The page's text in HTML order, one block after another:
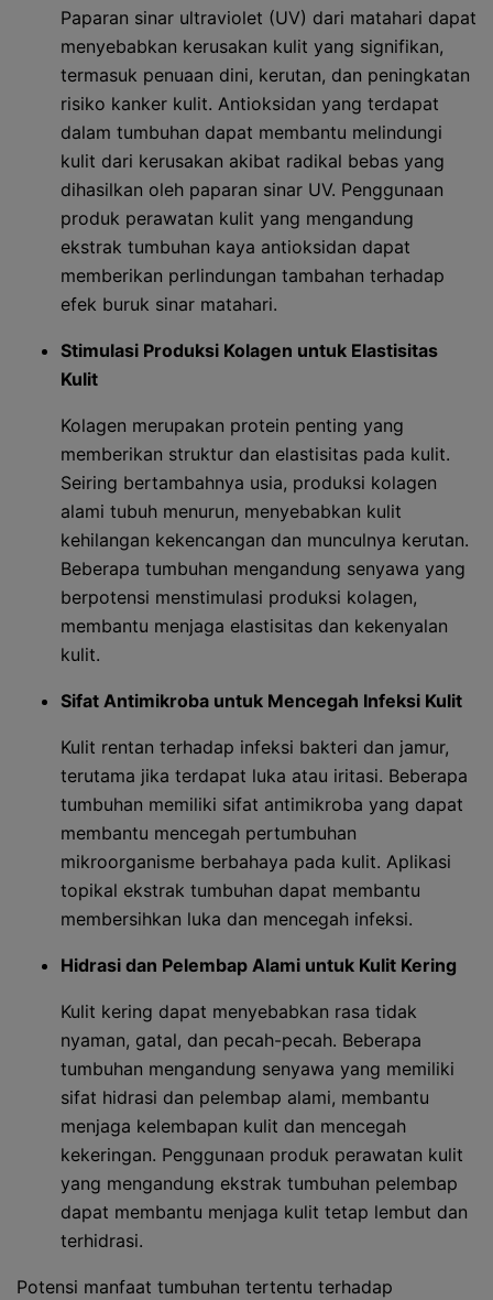
Paparan sinar ultraviolet (UV) dari matahari dapat
menyebabkan kerusakan kulit yang signifikan,
termasuk penuaan dini, kerutan, dan peningkatan
risiko kanker kulit. Antioksidan yang terdapat
dalam tumbuhan dapat membantu melindungi
kulit dari kerusakan akibat radikal bebas yang
dihasilkan oleh paparan sinar UV. Penggunaan
produk perawatan kulit yang mengandung
ekstrak tumbuhan kaya antioksidan dapat
memberikan perlindungan tambahan terhadap
efek buruk sinar matahari.
Stimulasi Produksi Kolagen untuk Elastisitas
Kulit
Kolagen merupakan protein penting yang
memberikan struktur dan elastisitas pada kulit.
Seiring bertambahnya usia, produksi kolagen
alami tubuh menurun, menyebabkan kulit
kehilangan kekencangan dan munculnya kerutan.
Beberapa tumbuhan mengandung senyawa yang
berpotensi menstimulasi produksi kolagen,
membantu menjaga elastisitas dan kekenyalan
kulit.
Sifat Antimikroba untuk Mencegah Infeksi Kulit
Kulit rentan terhadap infeksi bakteri dan jamur,
terutama jika terdapat luka atau iritasi. Beberapa
tumbuhan memiliki sifat antimikroba yang dapat
membantu mencegah pertumbuhan
mikroorganisme berbahaya pada kulit. Aplikasi
topikal ekstrak tumbuhan dapat membantu
membersihkan luka dan mencegah infeksi.
Hidrasi dan Pelembap Alami untuk Kulit Kering
Kulit kering dapat menyebabkan rasa tidak
nyaman, gatal, dan pecah-pecah. Beberapa
tumbuhan mengandung senyawa yang memiliki
sifat hidrasi dan pelembap alami, membantu
menjaga kelembapan kulit dan mencegah
kekeringan. Penggunaan produk perawatan kulit
yang mengandung ekstrak tumbuhan pelembap
dapat membantu menjaga kulit tetap lembut dan
terhidrasi.
Potensi manfaat tumbuhan tertentu terhadap